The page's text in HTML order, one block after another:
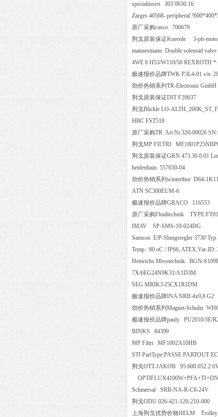
specialinsert 303 0030.16
Zarges 40568-
原厂采购casco 700679
荆戈原装保证Kueenle 3-ph-
mannesmann Double solenoid
4WE 6 H53/W110/50
极速报价品牌TWK P3L4-01 s/
劲价热销系列TR-Electronic
荆戈原装保证DIT F20637
荆戈Blickle LO-
HBC FST518
原厂采购TR Art.Nr.320-
荆戈MP FILTRI
荆戈原装保证GKN 473.30 0.01
heidenhain 557650-04
劲价热销系列winterthur D64-
ATN SC300EUM-6
极速报价品牌GRACO
原厂采购Fluidtechnik
IMAV SP-SMS-10-024DG
Samson E/P-Slungsregler 3730
Temp.: 80 oC / IP66,
Heinrichs Messtechnik BGN-
7X/6EG24N9K31/A1D3M
SEG MRIK3-I5CX1R1DM
极速报价品牌INA NRB
劲价热销系列Magnet-Schultz
极速报价品牌pauly PU2010/
BINKS 84399
MP Filtri MF1002A10HB
STI PartType:PASSE PARTOUT
荆戈OTT-JAKOB
Schmersal SRB-NA-R-C8-
荆戈ODU 026-421-120-210-
上海荆戈优势价格HELM